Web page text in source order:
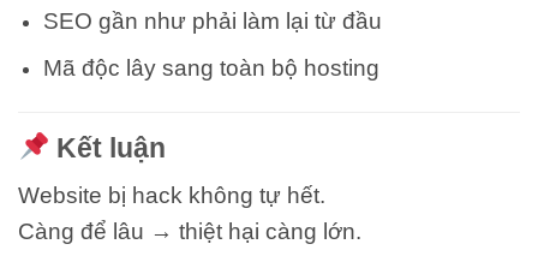
SEO gần như phải làm lại từ đầu
Mã độc lây sang toàn bộ hosting
Kết luận
Website bị hack không tự hết.
Càng để lâu → thiệt hại càng lớn.